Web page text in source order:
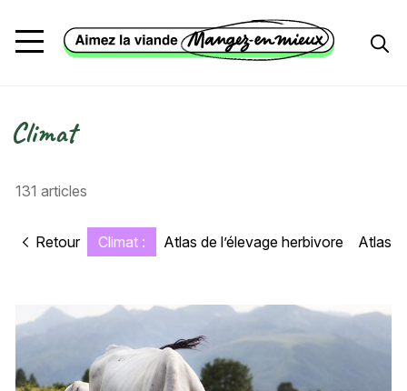
Fil d'Ariane
Climat
131 articles
Retour Climat : Atlas de l’élevage herbivore Atlas